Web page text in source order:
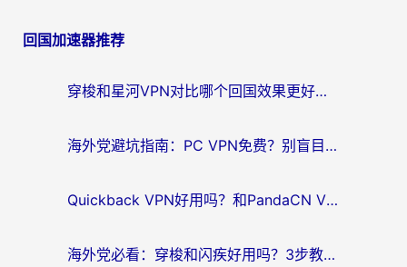
导
回国加速器推荐
穿梭和星河VPN对比哪个回国效果更好？海外党亲测5款加速器的无缝访问指南
海外党避坑指南：PC VPN免费？别盲目！教你选对回国加速器无缝刷国内资源
Quickback VPN好用吗？和PandaCN VPN对比哪个回国效果更好？海外党必看的真实体验指南
海外党必看：穿梭和闪疾好用吗？3步教你选对回国加速器，无缝刷剧玩Steam